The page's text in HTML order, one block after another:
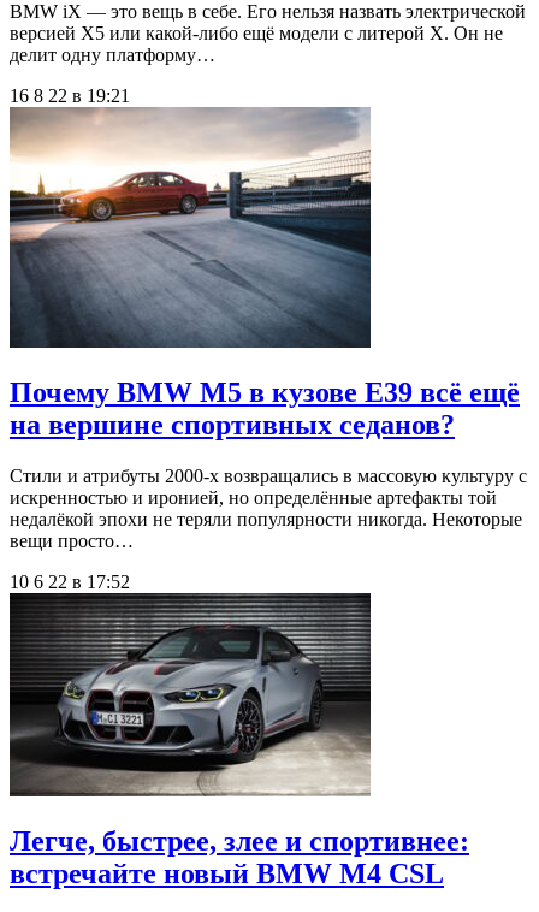
BMW iX — это вещь в себе. Его нельзя назвать электрической
версией X5 или какой-либо ещё модели с литерой X. Он не
делит одну платформу…
16 8 22 в 19:21
Почему BMW M5 в кузове E39 всё ещё
на вершине спортивных седанов?
Стили и атрибуты 2000-х возвращались в массовую культуру с
искренностью и иронией, но определённые артефакты той
недалёкой эпохи не теряли популярности никогда. Некоторые
вещи просто…
10 6 22 в 17:52
Легче, быстрее, злее и спортивнее:
встречайте новый BMW M4 CSL